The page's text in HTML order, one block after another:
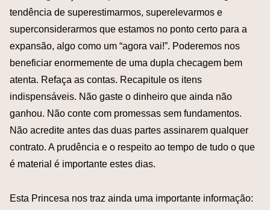
tendência de superestimarmos, superelevarmos e
superconsiderarmos que estamos no ponto certo para a
expansão, algo como um “agora vai!”. Poderemos nos
beneficiar enormemente de uma dupla checagem bem
atenta. Refaça as contas. Recapitule os itens
indispensáveis. Não gaste o dinheiro que ainda não
ganhou. Não conte com promessas sem fundamentos.
Não acredite antes das duas partes assinarem qualquer
contrato. A prudência e o respeito ao tempo de tudo o que
é material é importante estes dias.
Esta Princesa nos traz ainda uma importante informação: